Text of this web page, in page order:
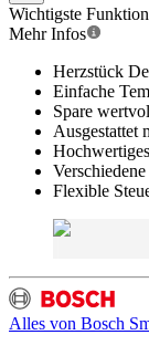
Wichtigste
Mehr Infos
Herzstück
Einfache
Spare
Ausgestattet
Flexible
Alles von Bosch